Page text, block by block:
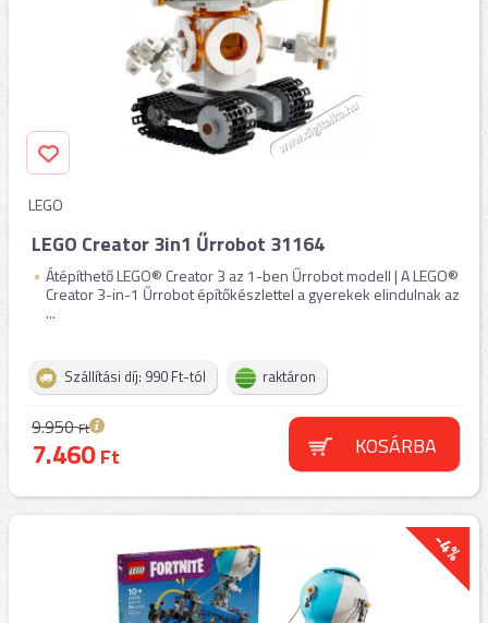
LEGO
LEGO Creator 3in1 Űrrobot 31164
Átépíthető LEGO® Creator 3 az 1-ben Űrrobot modell | A LEGO®
Creator 3-in-1 Űrrobot építőkészlettel a gyerekek elindulnak az
...
Szállítási díj: 990 Ft-tól raktáron
9.950Ft
7.460Ft KOSÁRBA
-4%